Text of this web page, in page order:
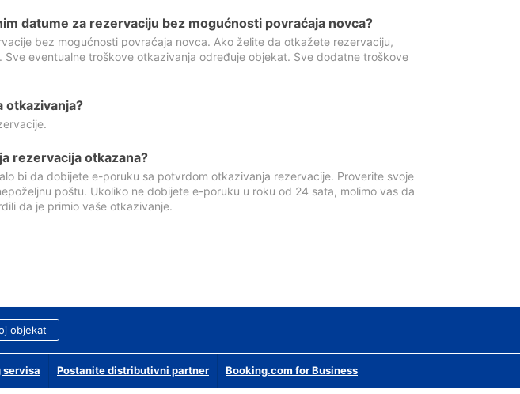
datume za rezervaciju bez mogućnosti povraćaja novca?
bez mogućnosti povraćaja novca. Ako želite da otkažete rezervaciju,
eventualne troškove otkazivanja određuje objekat. Sve dodatne troškove
otkazivanja?
rezervacija otkazana?
bi da dobijete e-poruku sa potvrdom otkazivanja rezervacije. Proverite svoje
poštu. Ukoliko ne dobijete e-poruku u roku od 24 sata, molimo vas da
da je primio vaše otkazivanje.
objekat
servisa Postanite distributivni partner Booking.com for Business